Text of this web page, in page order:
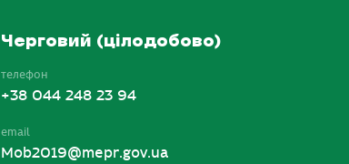
Черговий (цілодобово)
телефон
+38 044 248 23 94
email
Mob2019@mepr.gov.ua